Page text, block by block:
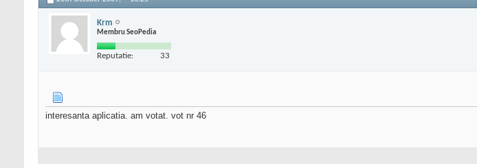
Krm
Membru SeoPedia
Reputatie: 33
interesanta aplicatia. am votat. vot nr 46